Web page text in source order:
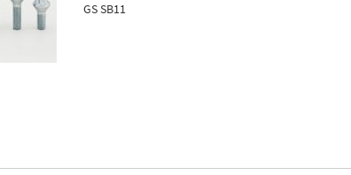
GS SB11